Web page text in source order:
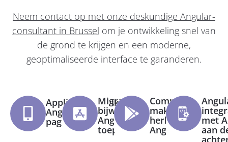
Neem contact op met onze deskundige Angular-
consultant in Brussel om je ontwikkeling snel van
de grond te krijgen en een moderne,
geoptimaliseerde interface te garanderen.
Applicatieontwikkeling
Angular met één
pagina
Migratie en
bijwerken
Angulaire
toepassingen
Componenten
maken
herbruikbare
Angular
met
aan